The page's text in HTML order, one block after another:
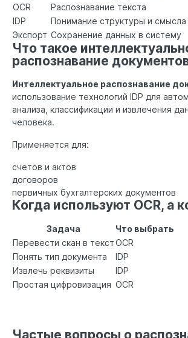
OCR
Распознавание текста
IDP
Понимание структуры и смысла
Экспорт Сохранение данных в систему
Что такое
распознавание
Интеллектуальное распознавание
использование технологий IDP для
анализа, классификации и извлечения
человека.
Применяется для:
счетов и актов
договоров
первичных бухгалтерских документов
Когда используют OCR, а
Задача
Что выбрать
Перевести скан в текстOCR
Понять тип документа
IDP
Извлечь реквизиты
IDP
Простая цифровизация OCR
Частые вопросы о